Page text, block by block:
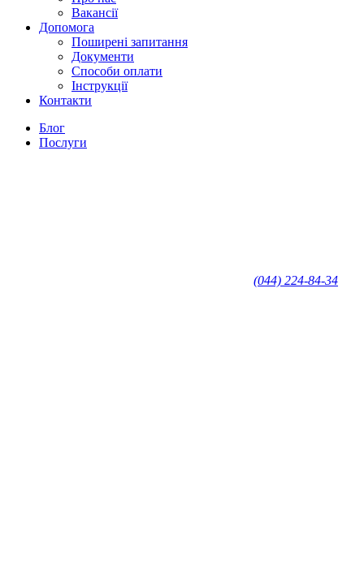
Вакансії
Допомога
Поширені запитання
Документи
Способи оплати
Інструкції
Контакти
Блог
Послуги
(044) 224-84-34